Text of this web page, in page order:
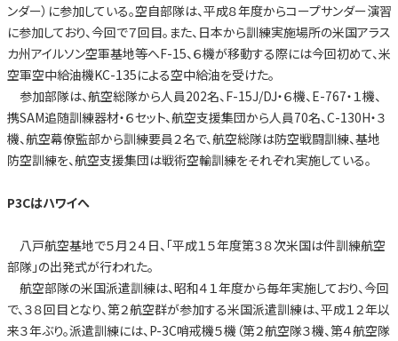
ンダー）に参加している。空自部隊は、平成８年度からコープサンダー演習
に参加しており、今回で７回目。また、日本から訓練実施場所の米国アラス
カ州アイルソン空軍基地等へF-15、６機が移動する際には今回初めて、米
空軍空中給油機KC-135による空中給油を受けた。
参加部隊は、航空総隊から人員202名、F-15J/DJ・６機、E-767・１機、
携SAM追随訓練器材・６セット、航空支援集団から人員70名、C-130H・３
機、航空幕僚監部から訓練要員２名で、航空総隊は防空戦闘訓練、基地
防空訓練を、航空支援集団は戦術空輸訓練をそれぞれ実施している。
P3Cはハワイへ
八戸航空基地で５月２４日、「平成１５年度第３８次米国は件訓練航空
部隊」の出発式が行われた。
航空部隊の米国派遣訓練は、昭和４１年度から毎年実施しており、今回
で、３８回目となり、第２航空群が参加する米国派遣訓練は、平成１２年以
来３年ぶり。派遣訓練には、P-3C哨戒機５機（第２航空隊３機、第４航空隊